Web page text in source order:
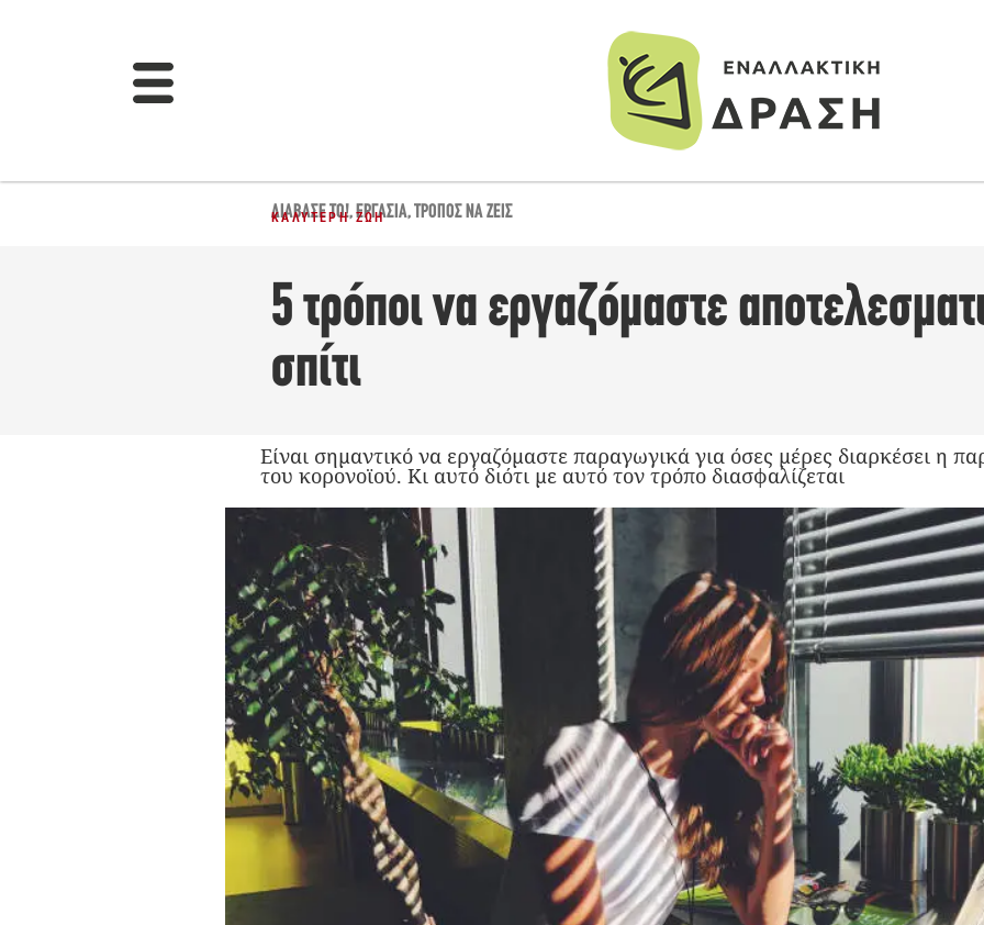
ΔΙΆΒΑΣΈ ΤΟ!,ΕΡΓΑΣΊΑ,ΤΡΌΠΟΣ ΝΑ ΖΕΙΣ
ΚΑΛΎΤΕΡΗ ΖΩΉ
5 τρόποι να εργαζόμαστε
σπίτι
Είναι σημαντικό να εργαζόμαστε παραγωγικά για όσες μέρες διαρκέσει η
του κορονοϊού. Κι αυτό διότι με αυτό τον τρόπο διασφαλίζεται